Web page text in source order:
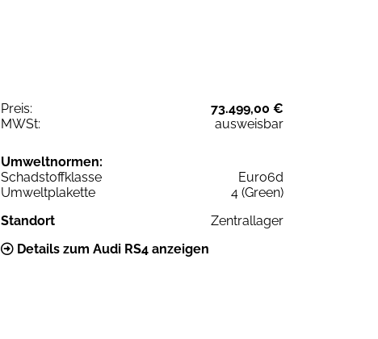
Preis:
73.499,00 €
MWSt:
ausweisbar
Umweltnormen:
Schadstoffklasse
Euro6d
Umweltplakette
4 (Green)
Standort
Zentrallager
Details zum Audi RS4 anzeigen